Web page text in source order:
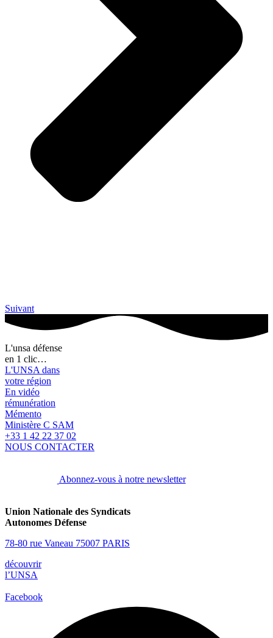
Suivant
L'unsa défense
en 1 clic…
L'UNSA dans
votre région
En vidéo
rémunération
Mémento
Ministère C SAM
+33 1 42 22 37 02
NOUS CONTACTER
Abonnez-vous à notre newsletter
Union Nationale des Syndicats
Autonomes Défense
78-80 rue Vaneau 75007 PARIS
découvrir
l’UNSA
Facebook